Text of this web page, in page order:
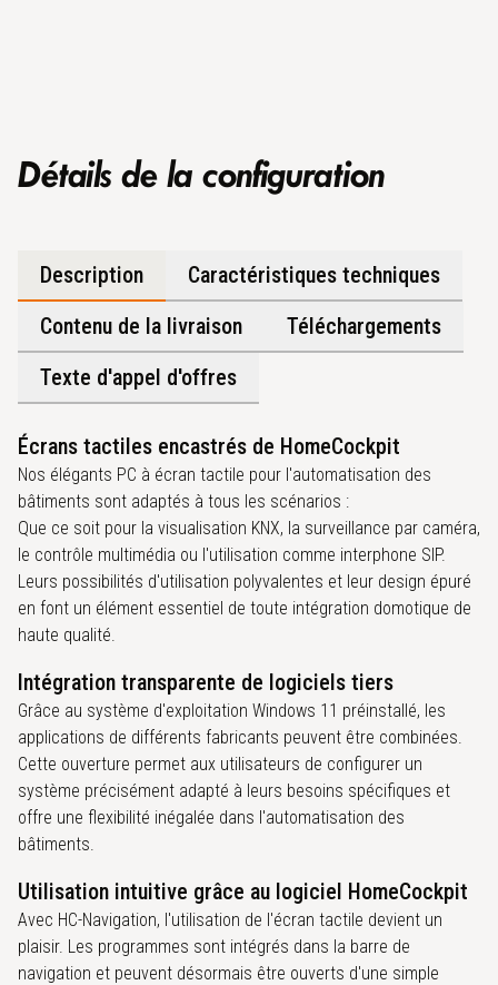
Détails de la configuration
Description
Caractéristiques techniques
Contenu de la livraison
Téléchargements
Texte d'appel d'offres
Écrans tactiles encastrés de HomeCockpit
Nos élégants PC à écran tactile pour l'automatisation des
bâtiments sont adaptés à tous les scénarios :
Que ce soit pour la visualisation KNX, la surveillance par caméra,
le contrôle multimédia ou l'utilisation comme interphone SIP.
Leurs possibilités d'utilisation polyvalentes et leur design épuré
en font un élément essentiel de toute intégration domotique de
haute qualité.
Intégration transparente de logiciels tiers
Grâce au système d'exploitation Windows 11 préinstallé, les
applications de différents fabricants peuvent être combinées.
Cette ouverture permet aux utilisateurs de configurer un
système précisément adapté à leurs besoins spécifiques et
offre une flexibilité inégalée dans l'automatisation des
bâtiments.
Utilisation intuitive grâce au logiciel HomeCockpit
Avec HC-Navigation, l'utilisation de l'écran tactile devient un
plaisir. Les programmes sont intégrés dans la barre de
navigation et peuvent désormais être ouverts d'une simple